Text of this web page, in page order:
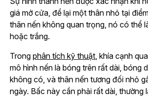
giá mở cửa, để lại một thân nhỏ tại
thân nến không quan trọng, nó có thể
hoặc trắng.
Trong phân tích kỹ thuật , khía cạnh
mô hình nến là bóng trên rất dài, bóng
không có, và thân nến tương đối nhỏ
ngày. Bấc này cần phải rất dài, thường